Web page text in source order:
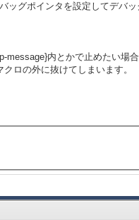
グポインタを設定してデバ
内とかで止めたい場
ロの外に抜けてしまいます。